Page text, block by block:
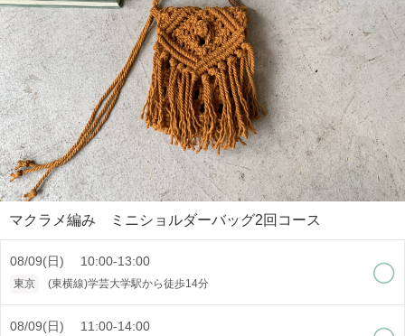
マクラメ編み ミニショルダーバッグ2回コース
08/09(日) 10:00-13:00
東京 (東横線)学芸大学駅から徒歩14分
08/09(日) 11:00-14:00